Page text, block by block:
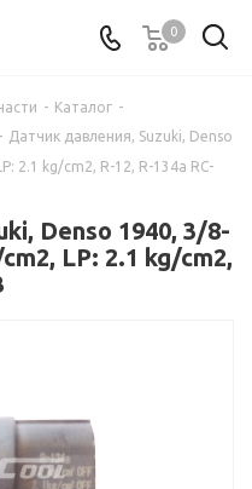
0
- Каталог -
- Датчик давления, Suzuki, Denso
2.1 kg/cm2, R-12, R-134a RC-
Denso 1940, 3/8-
LP: 2.1 kg/cm2,